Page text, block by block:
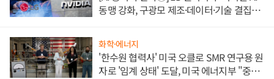
동맹 강화, 구광모 제조·데이터·기술 결집
화학·에너지
'한수원 협력사' 미국 오클로 SMR 연구용 원
자로 '임계 상태' 도달, 미국 에너지부 "중요